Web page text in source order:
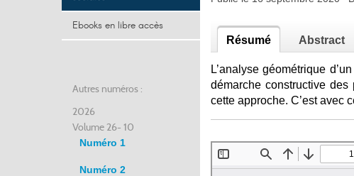
Ebooks en libre accès
Autres numéros :
2026
Volume 26- 10
Numéro 1
Numéro 2
Résumé Abstract
L’analyse géométrique
démarche constructive des
cette approche. C’est avec